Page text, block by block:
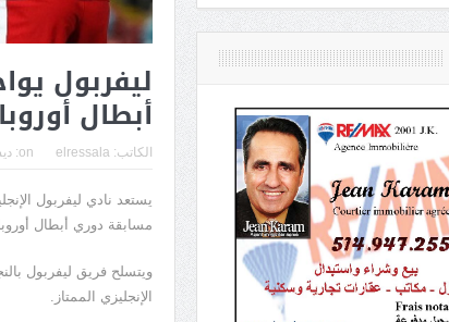
ليفربول
أبطال أوروبا
الكاتب: elressala
on:
يستعد نادي ليفربول
مسابقة دوري أبطال أوروبا
ويتسلح فريق ليفربول
الإنجليزي الممتاز.